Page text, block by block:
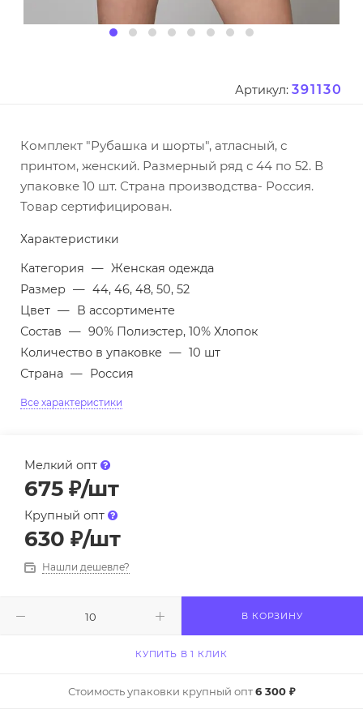
Артикул: 391130
Комплект "Рубашка и шорты", атласный, с
принтом, женский. Размерный ряд с 44 по 52. В
упаковке 10 шт. Страна производства- Россия.
Товар сертифицирован.
Характеристики
Категория — Женская одежда
Размер — 44, 46, 48, 50, 52
Цвет — В ассортименте
Состав — 90% Полиэстер, 10% Хлопок
Количество в упаковке — 10 шт
Страна — Россия
Все характеристики
Мелкий опт
675 ₽/шт
Крупный опт
630 ₽/шт
Нашли дешевле?
В КОРЗИНУ
КУПИТЬ В 1 КЛИК
Стоимость упаковки крупный опт6 300 ₽